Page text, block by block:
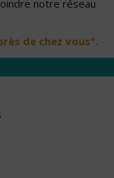
notre réseau
de chez vous".